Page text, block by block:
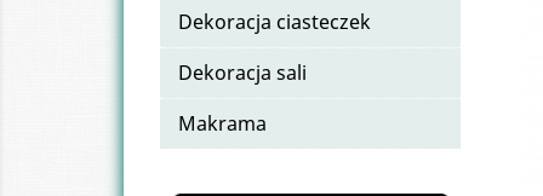
Dekoracja ciasteczek
Dekoracja sali
Makrama